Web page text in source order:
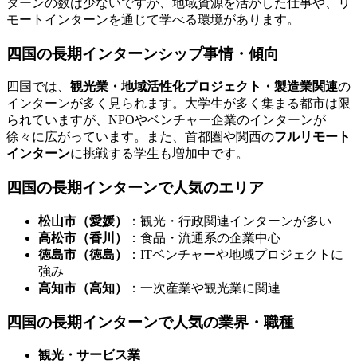
ターンの数は少ないですが、地域資源を活かした仕事や、リ
モートインターンを通じて学べる環境があります。
四国の長期インターンシップ事情・傾向
四国では、 観光業・地域活性化プロジェクト・製造業関連の
インターンが多く見られます。大学生が多く集まる都市は限
られていますが、NPOやベンチャー企業のインターンが
徐々に広がっています。また、首都圏や関西のフルリモート
インターンに挑戦する学生も増加中です。
四国の長期インターンで人気のエリア
松山市（愛媛）
：観光・行政関連インターンが多い
高松市（香川）
：食品・流通系の企業中心
徳島市（徳島）
：ITベンチャーや地域プロジェクトに
強み
高知市（高知）
：一次産業や観光業に関連
四国の長期インターンで人気の業界・職種
観光・サービス業